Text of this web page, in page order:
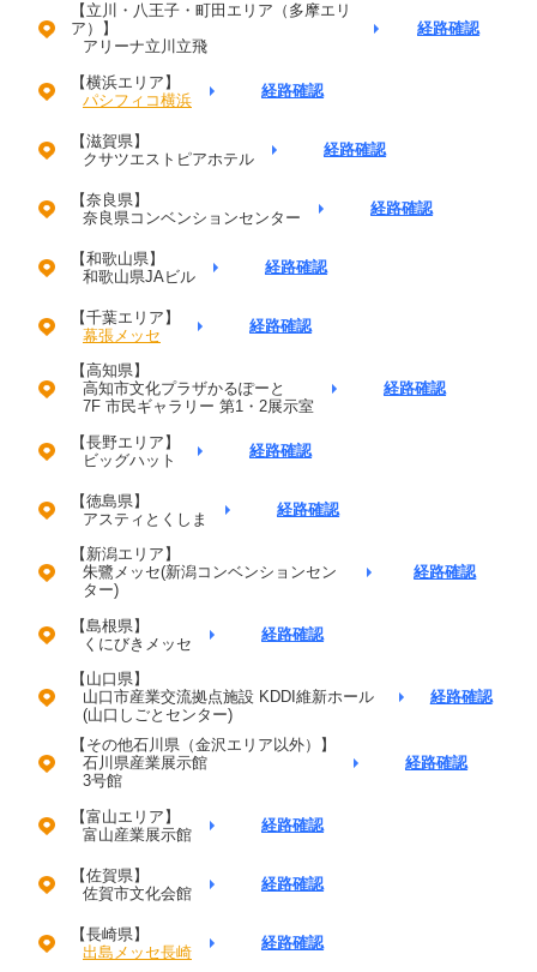
【立川・八王子・町田エリア（多摩エリ
ア）】
アリーナ立川立飛
経路確認
【横浜エリア】
パシフィコ横浜
経路確認
【滋賀県】
クサツエストピアホテル
経路確認
【奈良県】
奈良県コンベンションセンター
経路確認
【和歌山県】
和歌山県JAビル
経路確認
【千葉エリア】
幕張メッセ
経路確認
【高知県】
高知市文化プラザかるぽーと
7F 市民ギャラリー 第1・2展示室
経路確認
【長野エリア】
ビッグハット
経路確認
【徳島県】
アスティとくしま
経路確認
【新潟エリア】
朱鷺メッセ(新潟コンベンションセン
ター)
経路確認
【島根県】
くにびきメッセ
経路確認
【山口県】
山口市産業交流拠点施設 KDDI維新ホール
(山口しごとセンター)
経路確認
【その他石川県（金沢エリア以外）】
石川県産業展示館
3号館
経路確認
【富山エリア】
富山産業展示館
経路確認
【佐賀県】
佐賀市文化会館
経路確認
【長崎県】
出島メッセ長崎
経路確認